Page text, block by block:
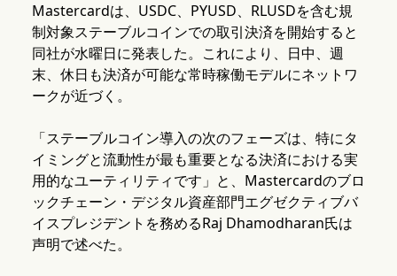
Mastercardは、USDC、PYUSD、RLUSDを含む規
制対象ステーブルコインでの取引決済を開始すると
同社が水曜日に発表した。これにより、日中、週
末、休日も決済が可能な常時稼働モデルにネットワ
ークが近づく。
「ステーブルコイン導入の次のフェーズは、特にタ
イミングと流動性が最も重要となる決済における実
用的なユーティリティです」と、Mastercardのブロ
ックチェーン・デジタル資産部門エグゼクティブバ
イスプレジデントを務めるRaj Dhamodharan氏は
声明で述べた。